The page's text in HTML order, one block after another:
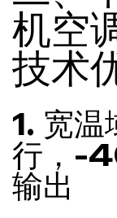
机空
技术
1. 宽温
行，-
输出